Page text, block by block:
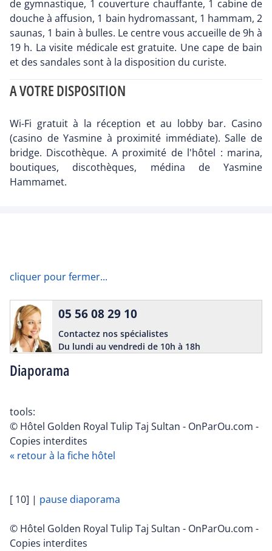
de gymnastique, 1 couverture chauffante, 1 cabine de
douche à affusion, 1 bain hydromassant, 1 hammam, 2
saunas, 1 bain à bulles. Le centre vous accueille de 9h à
19 h. La visite médicale est gratuite. Une cape de bain
et des sandales sont à la disposition du curiste.
A VOTRE DISPOSITION
Wi-Fi gratuit à la réception et au lobby bar. Casino
(casino de Yasmine à proximité immédiate). Salle de
bridge. Discothèque. A proximité de l'hôtel : marina,
boutiques, discothèques, médina de Yasmine
Hammamet.
cliquer pour fermer...
Diaporama
05 56 08 29 10
Contactez nos spécialistes
Du lundi au vendredi de 10h à 18h
tools:
© Hôtel Golden Royal Tulip Taj Sultan - OnParOu.com -
Copies interdites
« retour à la fiche hôtel
[ 10] | pause diaporama
© Hôtel Golden Royal Tulip Taj Sultan - OnParOu.com -
Copies interdites